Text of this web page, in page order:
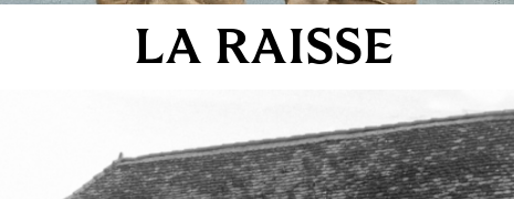
LA RAISSE